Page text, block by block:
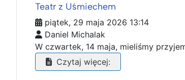
Teatr z Uśmiechem
piątek, 29 maja 2026 13:14
Daniel Michalak
W czwartek, 14 maja, mieliśmy
Czytaj więcej: